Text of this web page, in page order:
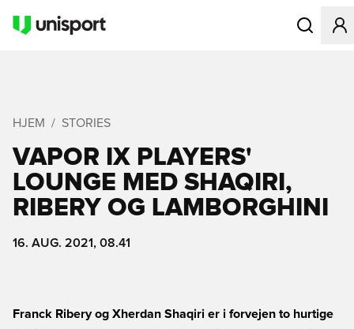
Åbner en
HJEM STORIES
VAPOR IX PLAYERS'
LOUNGE MED SHAQIRI,
RIBERY OG LAMBORGHINI
16. AUG. 2021, 08.41
Franck Ribery og Xherdan Shaqiri er i forvejen to hurtige